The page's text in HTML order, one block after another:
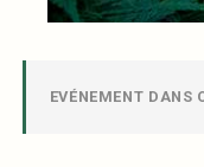
EVÉNEMENT DANS